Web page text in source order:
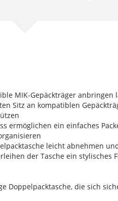
MIK-Gepäckträger anbringen
Sitz an kompatiblen
ermöglichen ein einfaches
leicht abnehmen
der Tasche ein stylisches
Doppelpacktasche, die sich